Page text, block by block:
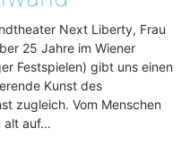
Next Liberty, Frau
25 Jahre im Wiener
Festspielen) gibt uns einen
Kunst des
zugleich. Vom Menschen
alt auf…